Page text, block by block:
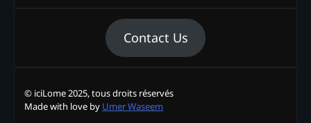
Contact Us
© iciLome 2025, tous droits réservés
Made with love by Umer Waseem